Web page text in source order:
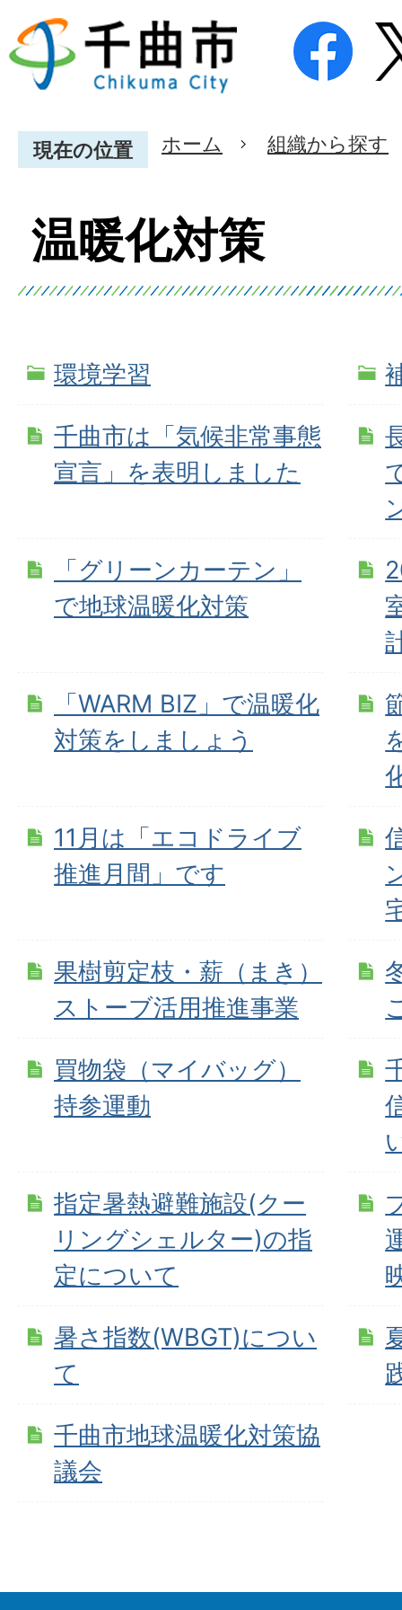
現在の位置 ホーム 組織から探す
温暖化対策
環境学習
千曲市は「気候非常事態
宣言」を表明しました
「グリーンカーテン」
で地球温暖化対策
「WARM BIZ」で温暖化
対策をしましょう
11月は「エコドライブ
推進月間」です
果樹剪定枝・薪（まき）
ストーブ活用推進事業
買物袋（マイバッグ）
持参運動
指定暑熱避難施設(クー
リングシェルター)の指
定について
暑さ指数(WBGT)につい
て
千曲市地球温暖化対策協
議会